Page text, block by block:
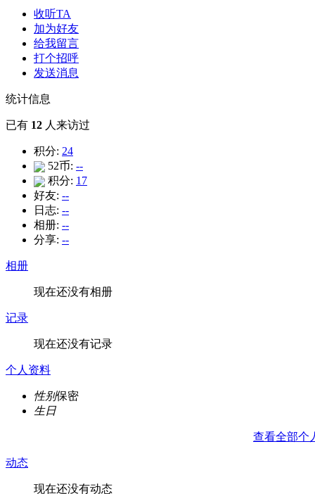
收听TA
加为好友
给我留言
打个招呼
发送消息
统计信息
已有 12 人来访过
积分: 24
52币: --
积分: 17
好友: --
日志: --
相册: --
分享: --
相册
现在还没有相册
记录
现在还没有记录
个人资料
性别保密
生日
查看全部个
动态
现在还没有动态